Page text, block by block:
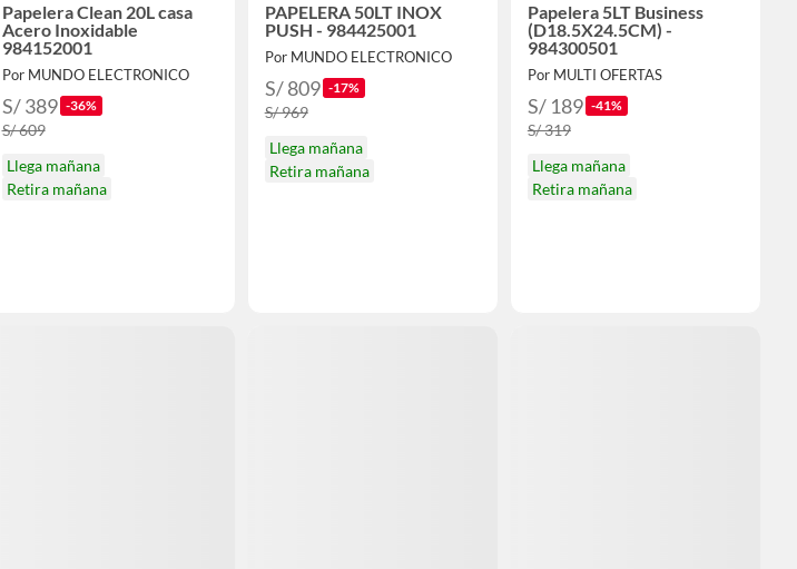
Papelera Clean 20L casa
Acero Inoxidable
984152001
Por MUNDO ELECTRONICO
S/ 389 -36%
S/ 609
Llega mañana
Retira mañana
PAPELERA 50LT INOX
PUSH - 984425001
Por MUNDO ELECTRONICO
S/ 809 -17%
S/ 969
Llega mañana
Retira mañana
Papelera 5LT Business
(D18.5X24.5CM) -
984300501
Por MULTI OFERTAS
S/ 189 -41%
S/ 319
Llega mañana
Retira mañana